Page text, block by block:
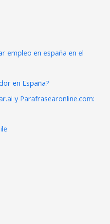
empleo en españa en el
en España?
y Parafrasearonline.com: